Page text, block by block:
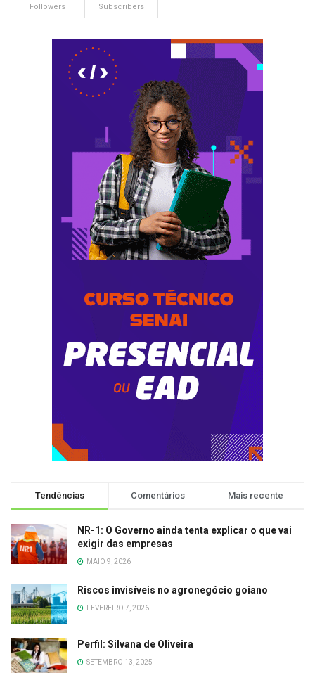
Followers Subscribers
Tendências Comentários Mais recente
NR-1: O Governo ainda tenta explicar o que vai
exigir das empresas
MAIO 9, 2026
Riscos invisíveis no agronegócio goiano
FEVEREIRO 7, 2026
Perfil: Silvana de Oliveira
SETEMBRO 13, 2025